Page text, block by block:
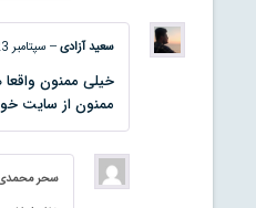
سعید آزادی– سپتامبر 23, 2020
خیلی ممنون
ممنون از سایت
سحر